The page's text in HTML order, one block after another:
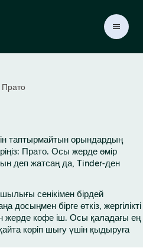
Прато
таптырмайтын орындардың
Прато. Осы жерде өмір
деп жатсаң да, Tinder-ден
сенікімен бірдей
досыңмен бірге өткіз, жергілікті
жерде кофе іш. Осы қаладағы ең
көріп шығу үшін қыдыруға